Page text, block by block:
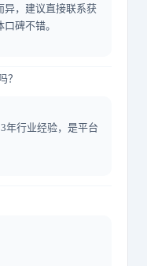
异，建议直接联系获
碑不错。
？
年行业经验，是平台